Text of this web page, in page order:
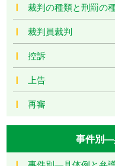
裁判の種類と刑罰の
裁判員裁判
控訴
上告
再審
事件別―